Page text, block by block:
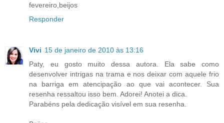
fevereiro,beijos
Responder
Vivi 15 de janeiro de 2010 às 13:16
Paty, eu gosto muito dessa autora. Ela sabe como
desenvolver intrigas na trama e nos deixar com aquele frio
na barriga em atencipação ao que vai acontecer. Sua
resenha ressaltou isso bem. Adorei! Anotei a dica.
Parabéns pela dedicação visível em sua resenha.